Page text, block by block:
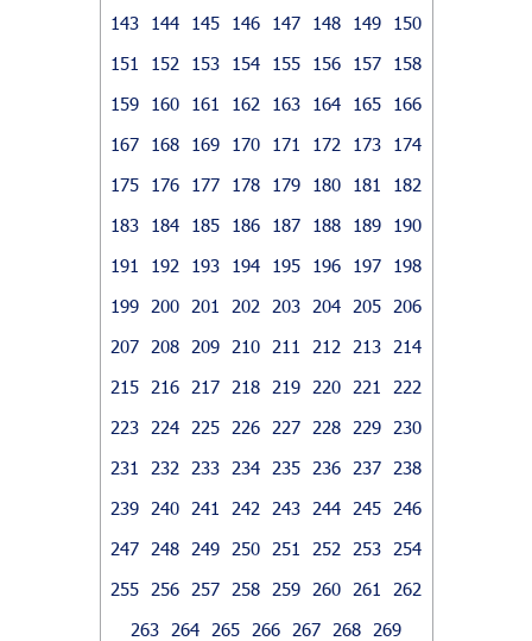
143
144 145 146 147 148 149
150
151
152 153 154 155 156 157
158
159
160 161 162 163 164 165
166
167
168 169 170 171 172 173
174
175
176 177 178 179 180 181
182
183
184 185 186 187 188 189
190
191
192 193 194 195 196 197
198
199
200 201 202 203 204 205
206
207
208 209 210 211 212 213
214
215
216 217 218 219 220 221
222
223
224 225 226 227 228 229
230
231
232 233 234 235 236 237
238
239
240 241 242 243 244 245
246
247
248 249 250 251 252 253
254
255
256 257 258 259 260 261
262
263
264 265 266 267 268 269